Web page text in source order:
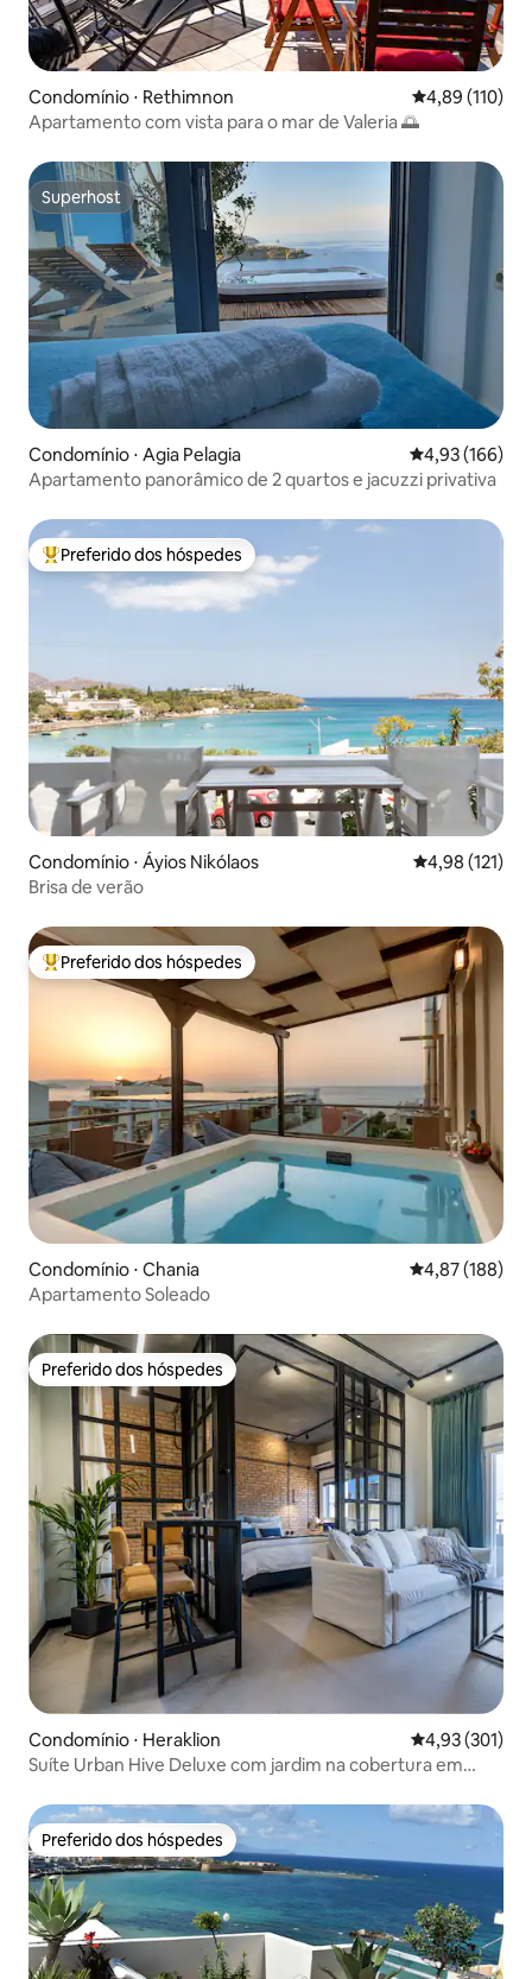
Condomínio ⋅ Rethimnon 4,89 de uma
4,89 (110)
Apartamento com vista para o mar de Valeria 🌅
Superhost
Superhost
Condomínio ⋅ Agia Pelagia 4,93 de uma
4,93 (166)
Apartamento panorâmico de 2 quartos e jacuzzi privativa
Entre os melhores preferidos dos hóspedes
Preferido dos hóspedes
Condomínio ⋅ Áyios Nikólaos 4,98 de uma
4,98 (121)
Brisa de verão
Entre os melhores preferidos dos hóspedes
Preferido dos hóspedes
Condomínio ⋅ Chania 4,87 de uma
4,87 (188)
Apartamento Soleado
Preferido dos hóspedes
Preferido dos hóspedes
Condomínio ⋅ Heraklion 4,93 de uma
4,93 (301)
Suíte Urban Hive Deluxe com jardim na cobertura em
Preferido dos hóspedes
Preferido dos hóspedes